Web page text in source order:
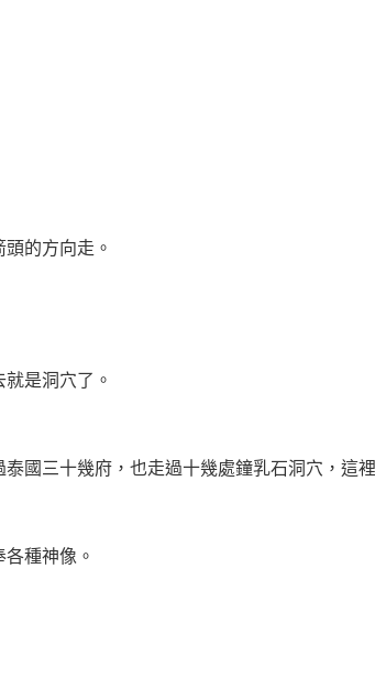
的方向走。
是洞穴了。
國三十幾府，也走過十幾處鐘乳石洞穴，這
種神像。